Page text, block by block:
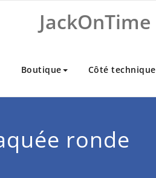
JackOnTime
Boutique Côté technique
ronde